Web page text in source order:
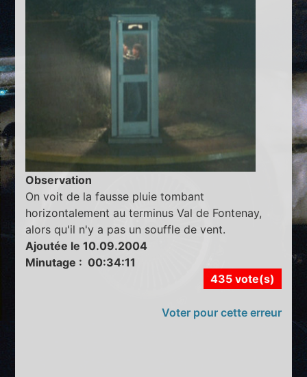
Observation
On voit de la fausse pluie tombant
horizontalement au terminus Val de Fontenay,
alors qu'il n'y a pas un souffle de vent.
Ajoutée le 10.09.2004
Minutage : 00:34:11
435 vote(s)
Voter pour cette erreur